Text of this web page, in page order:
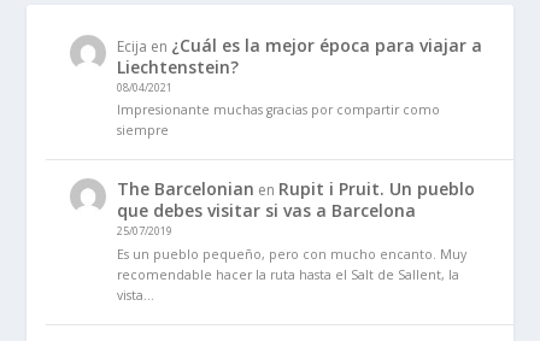
Ecija en ¿Cuál es la mejor época para viajar a
Liechtenstein?
08/04/2021
Impresionante muchas gracias por compartir como
siempre
The Barcelonian en Rupit i Pruit. Un pueblo
que debes visitar si vas a Barcelona
25/07/2019
Es un pueblo pequeño, pero con mucho encanto. Muy
recomendable hacer la ruta hasta el Salt de Sallent, la
vista…